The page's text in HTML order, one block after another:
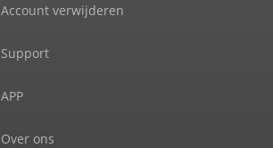
Account verwijderen
Support
APP
Over ons